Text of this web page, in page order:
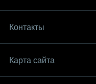
Контакты
Карта сайта